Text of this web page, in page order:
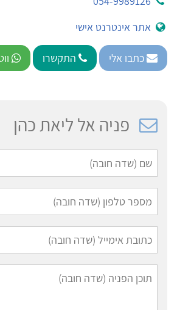
אתר אינטרנט אישי
כתבו אלי התקשרו
פניה אל ליאת כהן